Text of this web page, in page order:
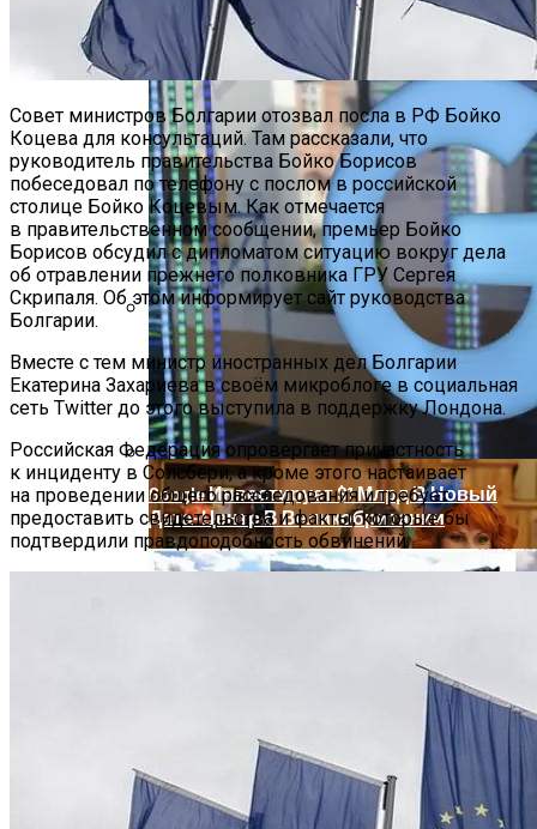
Звезды, Которые Трагически Погибли,
Стремясь К Вечной Молодости
Модели ИИ Легче И Экологичнее
Google Инвестирует $1 Млрд В Новый
Дата-Центр В Великобритании
Совет министров Болгарии отозвал посла в РФ Бойко
Коцева для консультаций. Там рассказали, что
руководитель правительства Бойко Борисов
побеседовал по телефону с послом в российской
столице Бойко Коцевым. Как отмечается
в правительственном сообщении, премьер Бойко
Борисов обсудил с дипломатом ситуацию вокруг дела
об отравлении прежнего полковника ГРУ Сергея
Скрипаля. Об этом информирует сайт руководства
Болгарии.
Вместе с тем министр иностранных дел Болгарии
Екатерина Захариева в своём микроблоге в социальная
сеть Twitter до этого выступила в поддержку Лондона.
Российская Федерация опровергает причастность
к инциденту в Солсбери, а кроме этого настаивает
на проведении общего расследования и требует
предоставить свидетельства и факты, которые бы
подтвердили правдоподобность обвинений.